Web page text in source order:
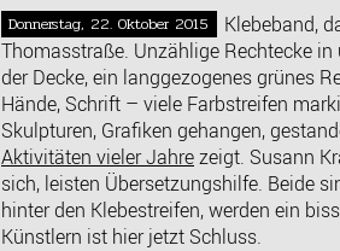
Donnerstag, 22. Oktober 2015 Klebeband,
Thomasstraße. Unzählige Rechtecke in
der Decke, ein langgezogenes grünes
Hände, Schrift – viele Farbstreifen
Skulpturen, Grafiken gehangen,
Aktivitäten vieler Jahrezeigt. Susann
sich, leisten Übersetzungshilfe. Beide
hinter den Klebestreifen, werden ein
Künstlern ist hier jetzt Schluss.